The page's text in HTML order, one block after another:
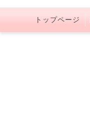
トップページ